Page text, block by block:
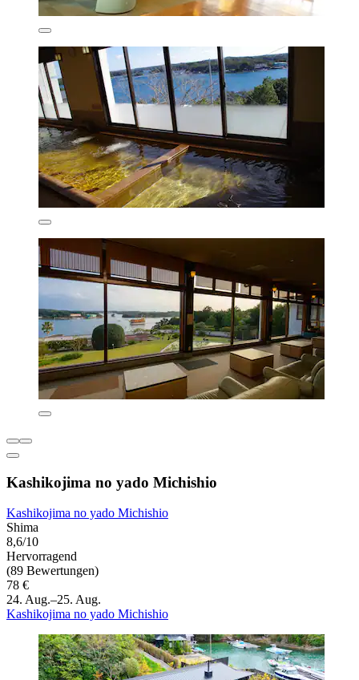
Kashikojima no yado Michishio
Kashikojima no yado Michishio
Shima
8,6/10
Hervorragend
(89 Bewertungen)
78 €
24. Aug.–25. Aug.
Kashikojima no yado Michishio